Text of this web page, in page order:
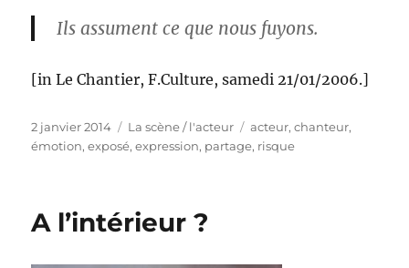
Ils assument ce que nous fuyons.
[in Le Chantier, F.Culture, samedi 21/01/2006.]
Publié
le
2 janvier 2014 Catégories
La scène / l'acteur Étiquettes
acteur,chanteur,
émotion,exposé,expression, partage, risque
A l’intérieur ?